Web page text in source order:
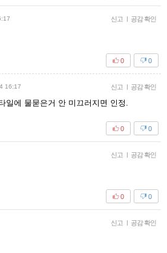
신고 공감 확인
0
0
16:17 신고 공감 확인
일에 물묻은거 안 미끄러지면 인정.
0
0
신고 공감 확인
0
0
신고 공감 확인